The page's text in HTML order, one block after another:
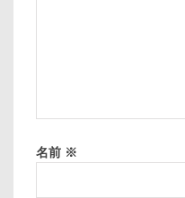
名前 ※